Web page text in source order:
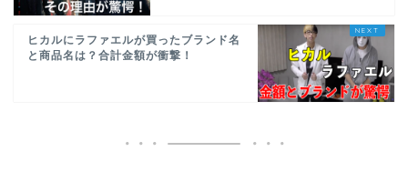
ヒカルにラファエルが買ったブランド名
と商品名は？合計金額が衝撃！